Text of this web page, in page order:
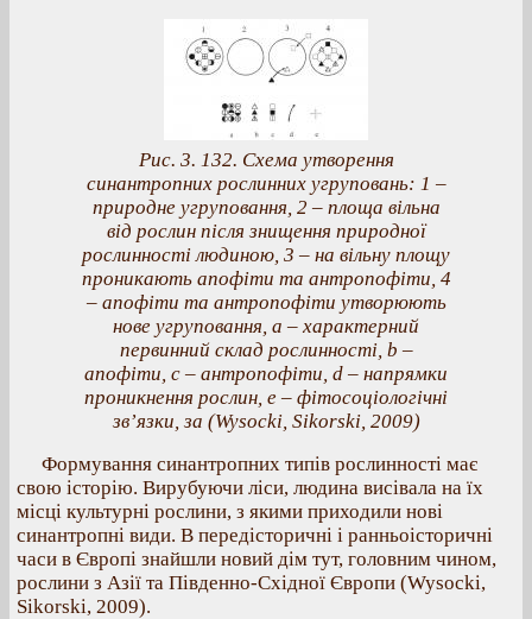
Рис. 3. 132. Схема утворення
синантропних рослинних угруповань: 1 –
природне угруповання, 2 – площа вільна
від рослин після знищення природної
рослинності людиною, 3 – на вільну площу
проникають апофіти та антропофіти, 4
– апофіти та антропофіти утворюють
нове угруповання, а – характерний
первинний склад рослинності, b –
апофіти, c – антропофіти, d – напрямки
проникнення рослин, е – фітосоціологічні
зв’язки, за (Wysocki, Sikorski, 2009)
Формування синантропних типів рослинності має
свою історію. Вирубуючи ліси, людина висівала на їх
місці культурні рослини, з якими приходили нові
синантропні види. В передісторичні і ранньоісторичні
часи в Європі знайшли новий дім тут, головним чином,
рослини з Азії та Південно-Східної Європи (Wysocki,
Sikorski, 2009).